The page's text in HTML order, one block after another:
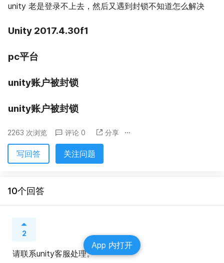
unity 老是登录不上去，然后又遇到封锁不知道怎么解决
Unity 2017.4.30f1
pc平台
unity账户被封锁
unity账户被封锁
2263 次浏览 评论 0 分享
写回答 关注问题
10个回答
2
请联系unity客服处理。
App 内打开